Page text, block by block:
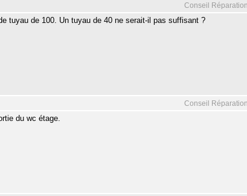
Conseil
tuyau de 100. Un tuyau de 40 ne serait-il pas suffisant ?
Conseil
du wc étage.